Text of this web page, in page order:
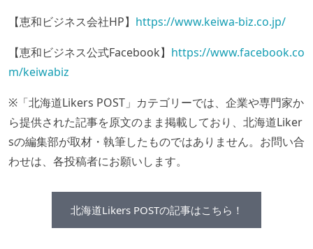
【恵和ビジネス会社HP】 https://www.keiwa-biz.co.jp/
【恵和ビジネス公式Facebook】 https://www.facebook.co
m/keiwabiz
※「北海道Likers POST」カテゴリーでは、企業や専門家か
ら提供された記事を原文のまま掲載しており、北海道Liker
sの編集部が取材・執筆したものではありません。お問い合
わせは、各投稿者にお願いします。
北海道Likers POSTの記事はこちら！